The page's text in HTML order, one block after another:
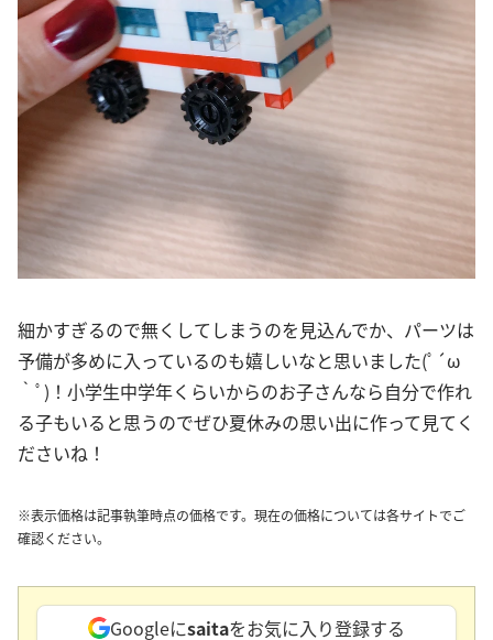
細かすぎるので無くしてしまうのを見込んでか、パーツは
予備が多めに入っているのも嬉しいなと思いました(ﾟ´ω
｀ﾟ)！小学生中学年くらいからのお子さんなら自分で作れ
る子もいると思うのでぜひ夏休みの思い出に作って見てく
ださいね！
※表示価格は記事執筆時点の価格です。現在の価格については各サイトでご
確認ください。
Googleにsaitaをお気に入り登録する